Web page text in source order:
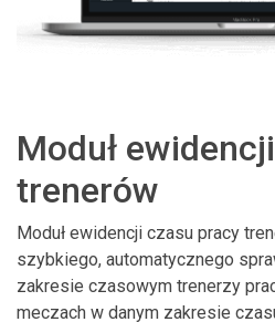
Moduł
trenerów
Moduł ewidencji czasu pracy
szybkiego, automatycznego
zakresie czasowym trenerzy
meczach w danym zakresie